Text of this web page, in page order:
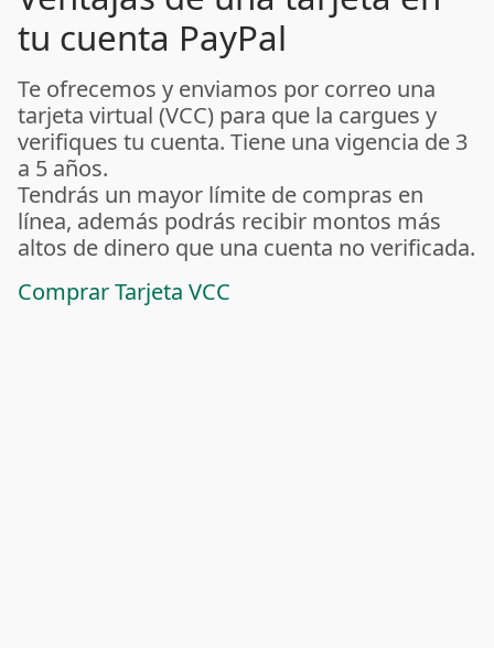
tu cuenta PayPal
Te ofrecemos y enviamos por correo una
tarjeta virtual (VCC) para que la cargues y
verifiques tu cuenta. Tiene una vigencia de 3
a 5 años.
Tendrás un mayor límite de compras en
línea, además podrás recibir montos más
altos de dinero que una cuenta no verificada.
Comprar Tarjeta VCC